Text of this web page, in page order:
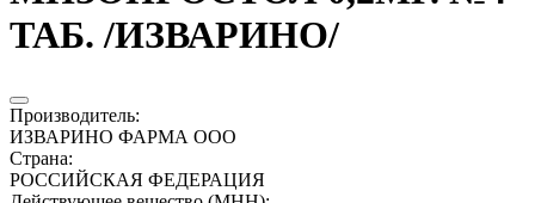
ТАБ. /ИЗВАРИНО/
Производитель:
ИЗВАРИНО ФАРМА ООО
Страна:
РОССИЙСКАЯ ФЕДЕРАЦИЯ